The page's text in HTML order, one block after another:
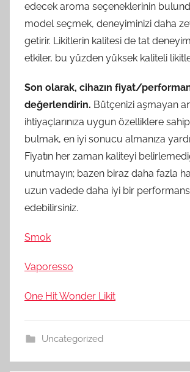
edecek aroma seçeneklerinin
model seçmek, deneyiminizi daha
getirir. Likitlerin kalitesi de tat
etkiler, bu yüzden yüksek kaliteli
Son olarak, cihazın fiyat/
değerlendirin. Bütçenizi aşmayan
ihtiyaçlarınıza uygun özelliklere
bulmak, en iyi sonucu almanıza
Fiyatın her zaman kaliteyi
unutmayın; bazen biraz daha fazla
uzun vadede daha iyi bir
edebilirsiniz.
Smok
Vaporesso
One Hit Wonder Likit
Uncategorized